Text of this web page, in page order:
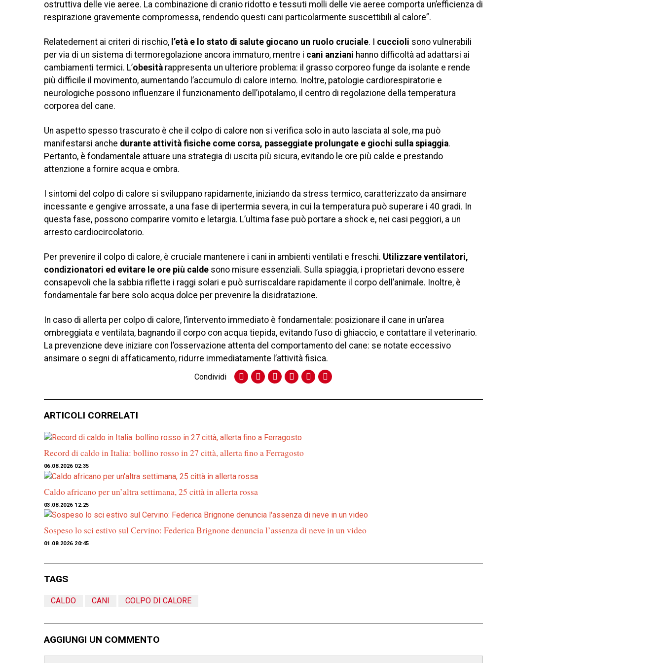
ostruttiva delle vie aeree. La combinazione di cranio ridotto e tessuti molli delle vie aeree comporta un’efficienza di
respirazione gravemente compromessa, rendendo questi cani particolarmente suscettibili al calore”.
Relatedement ai criteri di rischio, l’età e lo stato di salute giocano un ruolo cruciale. I cuccioli sono vulnerabili
per via di un sistema di termoregolazione ancora immaturo, mentre i cani anziani hanno difficoltà ad adattarsi ai
cambiamenti termici. L’obesitàrappresenta un ulteriore problema: il grasso corporeo funge da isolante e rende
più difficile il movimento, aumentando l’accumulo di calore interno. Inoltre, patologie cardiorespiratorie e
neurologiche possono influenzare il funzionamento dell’ipotalamo, il centro di regolazione della temperatura
corporea del cane.
Un aspetto spesso trascurato è che il colpo di calore non si verifica solo in auto lasciata al sole, ma può
manifestarsi anche durante attività fisiche come corsa, passeggiate prolungate e giochi sulla spiaggia.
Pertanto, è fondamentale attuare una strategia di uscita più sicura, evitando le ore più calde e prestando
attenzione a fornire acqua e ombra.
I sintomi del colpo di calore si sviluppano rapidamente, iniziando da stress termico, caratterizzato da ansimare
incessante e gengive arrossate, a una fase di ipertermia severa, in cui la temperatura può superare i 40 gradi. In
questa fase, possono comparire vomito e letargia. L’ultima fase può portare a shock e, nei casi peggiori, a un
arresto cardiocircolatorio.
Per prevenire il colpo di calore, è cruciale mantenere i cani in ambienti ventilati e freschi. Utilizzare ventilatori,
condizionatori ed evitare le ore più caldesono misure essenziali. Sulla spiaggia, i proprietari devono essere
consapevoli che la sabbia riflette i raggi solari e può surriscaldare rapidamente il corpo dell’animale. Inoltre, è
fondamentale far bere solo acqua dolce per prevenire la disidratazione.
In caso di allerta per colpo di calore, l’intervento immediato è fondamentale: posizionare il cane in un’area
ombreggiata e ventilata, bagnando il corpo con acqua tiepida, evitando l’uso di ghiaccio, e contattare il veterinario.
La prevenzione deve iniziare con l’osservazione attenta del comportamento del cane: se notate eccessivo
ansimare o segni di affaticamento, ridurre immediatamente l’attività fisica.
Condividi
ARTICOLI CORRELATI
Record di caldo in Italia: bollino rosso in 27 città, allerta fino a Ferragosto
06.08.2026 02:35
Caldo africano per un’altra settimana, 25 città in allerta rossa
03.08.2026 12:25
Sospeso lo sci estivo sul Cervino: Federica Brignone denuncia l’assenza di neve in un video
01.08.2026 20:45
TAGS
CALDO CANI COLPO DI CALORE
AGGIUNGI UN COMMENTO